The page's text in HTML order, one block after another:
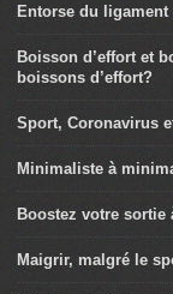
Entorse du
Boisson d’effort et
boissons d’effort?
Sport, Coronavirus
Minimaliste à
Boostez votre sortie
Maigrir, malgré le